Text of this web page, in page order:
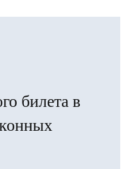
билета в